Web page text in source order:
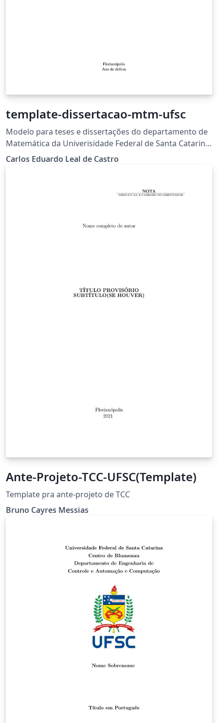
template-dissertacao-mtm-ufsc
Modelo para teses e dissertações do departamento de
Matemática da Univerisidade Federal de Santa Catarina
(não oficial)
Carlos Eduardo Leal de Castro
Ante-Projeto-TCC-UFSC(Template)
Template pra ante-projeto de TCC
Bruno Cayres Messias